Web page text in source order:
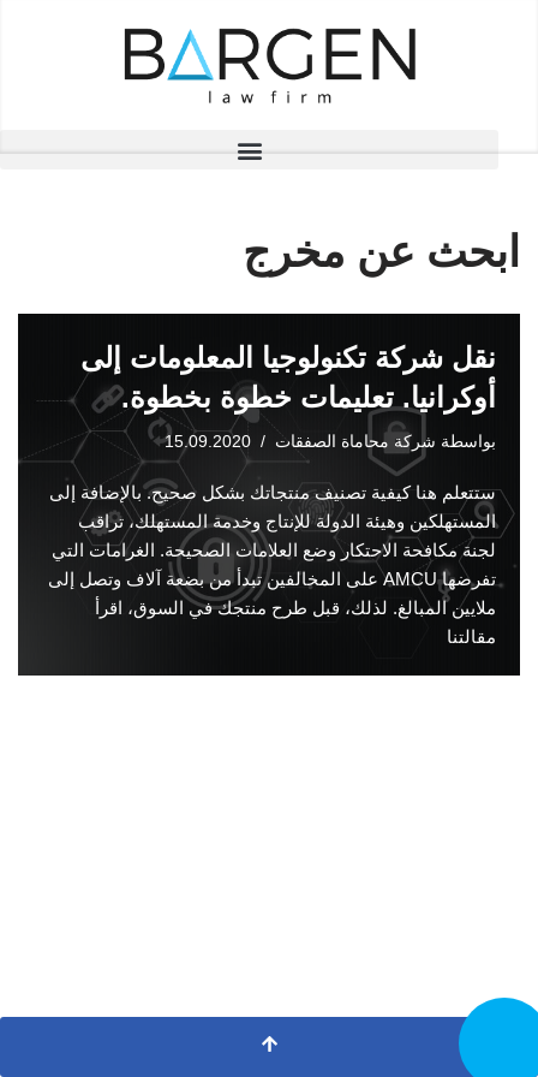
ابحث عن مخرج
نقل شركة تكنولوجيا المعلومات إلى
أوكرانيا. تعليمات خطوة بخطوة.
بواسطة شركة محاماة الصفقات 15.09.2020
ستتعلم هنا كيفية تصنيف منتجاتك بشكل صحيح. بالإضافة إلى
المستهلكين وهيئة الدولة للإنتاج وخدمة المستهلك، تراقب
لجنة مكافحة الاحتكار وضع العلامات الصحيحة. الغرامات التي
تفرضها AMCU على المخالفين تبدأ من بضعة آلاف وتصل إلى
ملايين المبالغ. لذلك، قبل طرح منتجك في السوق، اقرأ
مقالتنا